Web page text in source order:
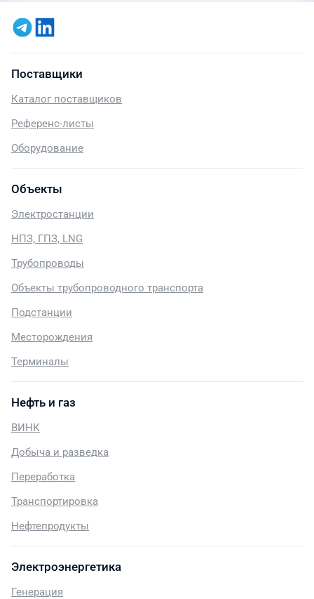
Поставщики
Каталог поставщиков
Референс-листы
Оборудование
Объекты
Электростанции
НПЗ, ГПЗ, LNG
Трубопроводы
Объекты трубопроводного транспорта
Подстанции
Месторождения
Терминалы
Нефть и газ
ВИНК
Добыча и разведка
Переработка
Транспортировка
Нефтепродукты
Электроэнергетика
Генерация